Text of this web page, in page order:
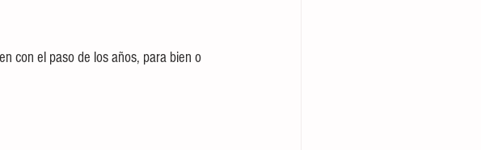
con el paso de los años, para bien o